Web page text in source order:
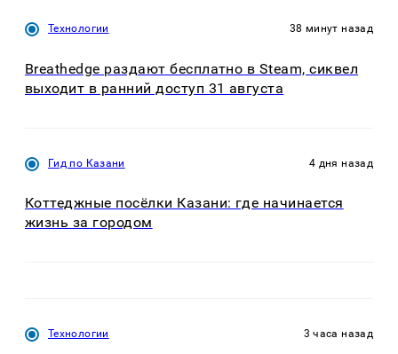
Технологии 38 минут назад
Breathedge раздают бесплатно в Steam, сиквел
выходит в ранний доступ 31 августа
Гид по Казани 4 дня назад
Коттеджные посёлки Казани: где начинается
жизнь за городом
Технологии 3 часа назад